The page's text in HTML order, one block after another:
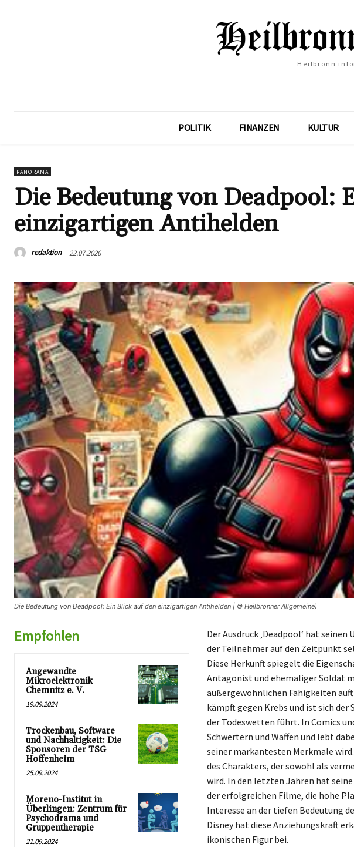
Heilbronn
POLITIK FINANZEN KULTUR
PANORAMA
Die Bedeutung von Deadpool:
einzigartigen Antihelden
redaktion 22.07.2026
Die Bedeutung von Deadpool: Ein Blick auf den einzigartigen Antihelden | © Heilbronner Allgemeine)
Empfohlen
Angewandte
Mikroelektronik
Chemnitz e. V.
19.09.2024
Trockenbau, Software
und Nachhaltigkeit: Die
Sponsoren der TSG
Hoffenheim
25.09.2024
Moreno-Institut in
Überlingen: Zentrum für
Psychodrama und
Gruppentherapie
21.09.2024
Der Ausdruck ‚Deadpool‘ hat
der Teilnehmer auf den Zeitpunkt
Diese Herkunft spiegelt die
Antagonist und ehemaliger Soldat
außergewöhnlichen Fähigkeiten
kämpft gegen Krebs und ist sich
der Todeswetten führt. In Comics
Schwertern und Waffen und lebt
seiner markantesten Merkmale
des Charakters, der sowohl als
wird. In den letzten Jahren hat
der erfolgreichen Filme, die hohe
Interesse an der tiefen Bedeutung
Disney hat diese Anziehungskraft
ikonischen Figur bei.